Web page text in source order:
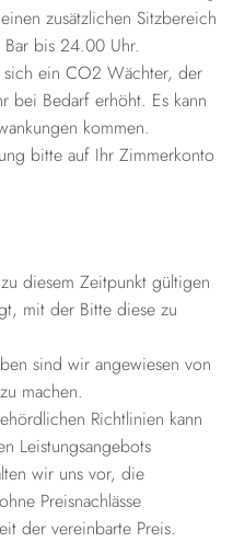
zusätzlichen Sitzbereich
bis 24.00 Uhr.
sich ein CO2 Wächter, der
bei Bedarf erhöht. Es kann
kommen.
bitte auf Ihr Zimmerkonto
diesem Zeitpunkt gültigen
mit der Bitte diese zu
sind wir angewiesen von
machen.
Richtlinien kann
Leistungsangebots
wir uns vor, die
Preisnachlässe
der vereinbarte Preis.